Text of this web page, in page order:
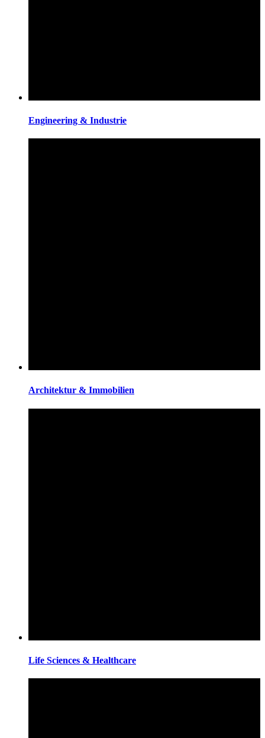
Engineering & Industrie
Architektur & Immobilien
Life Sciences & Healthcare